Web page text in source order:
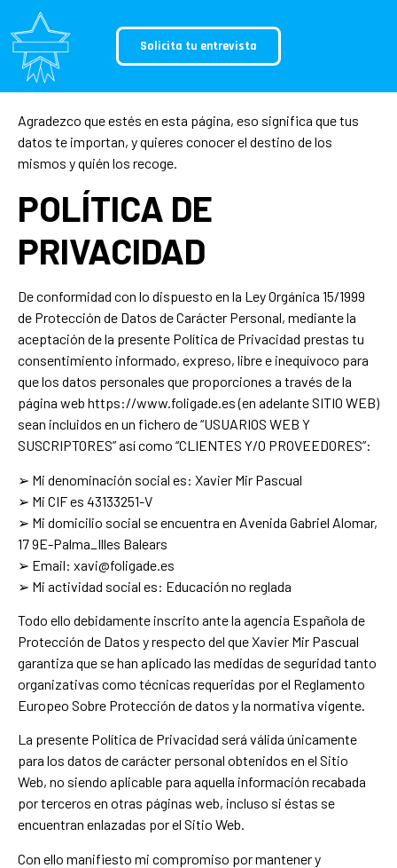
Solicita tu entrevista
Agradezco que estés en esta página, eso significa que tus
datos te importan, y quieres conocer el destino de los
mismos y quién los recoge.
POLÍTICA DE
PRIVACIDAD
De conformidad con lo dispuesto en la Ley Orgánica 15/1999
de Protección de Datos de Carácter Personal, mediante la
aceptación de la presente Política de Privacidad prestas tu
consentimiento informado, expreso, libre e inequívoco para
que los datos personales que proporciones a través de la
página web https://www.foligade.es (en adelante SITIO WEB)
sean incluidos en un fichero de “USUARIOS WEB Y
SUSCRIPTORES” así como “CLIENTES Y/O PROVEEDORES”:
➢ Mi denominación social es: Xavier Mir Pascual
➢ Mi CIF es 43133251-V
➢ Mi domicilio social se encuentra en Avenida Gabriel Alomar,
17 9E-Palma_Illes Balears
➢ Email: xavi@foligade.es
➢ Mi actividad social es: Educación no reglada
Todo ello debidamente inscrito ante la agencia Española de
Protección de Datos y respecto del que Xavier Mir Pascual
garantiza que se han aplicado las medidas de seguridad tanto
organizativas como técnicas requeridas por el Reglamento
Europeo Sobre Protección de datos y la normativa vigente.
La presente Política de Privacidad será válida únicamente
para los datos de carácter personal obtenidos en el Sitio
Web, no siendo aplicable para aquella información recabada
por terceros en otras páginas web, incluso si éstas se
encuentran enlazadas por el Sitio Web.
Con ello manifiesto mi compromiso por mantener y